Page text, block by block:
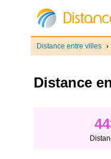
Distance entre villes ›
Distance